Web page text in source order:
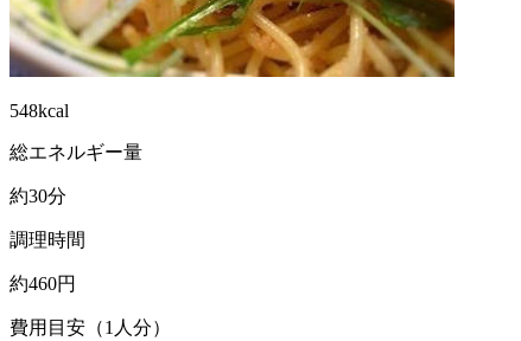
548kcal
総エネルギー量
約30分
調理時間
約460円
費用目安（1人分）